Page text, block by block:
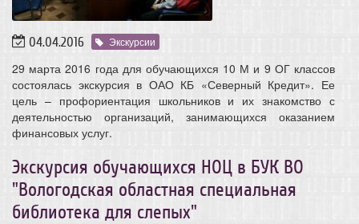
04.04.2016 Экскурсии
29 марта 2016 года для обучающихся 10 М и 9 ОГ классов
состоялась экскурсия в ОАО КБ «Северный Кредит». Ее
цель – профориентация школьников и их знакомство с
деятельностью организаций, занимающихся оказанием
финансовых услуг.
Экскурсия обучающихся НОЦ в БУК ВО
"Вологодская областная специальная
библиотека для слепых"